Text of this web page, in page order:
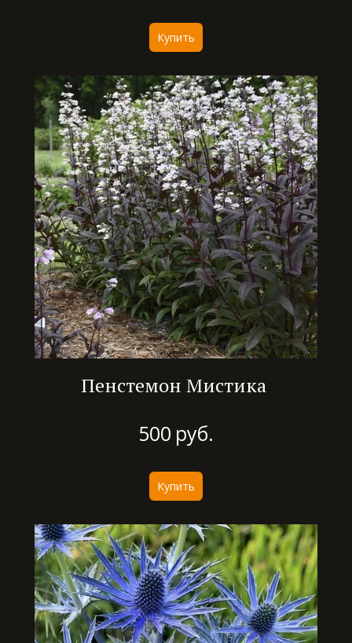
Купить
Пенстемон Мистика
500 руб.
Купить